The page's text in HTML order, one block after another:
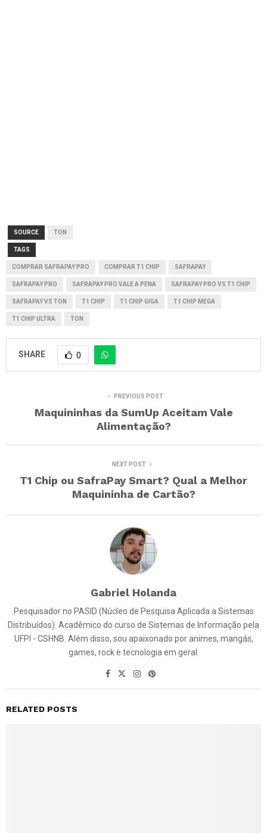
SOURCE TON
TAGS
COMPRAR SAFRAPAY PRO COMPRAR T1 CHIP SAFRAPAY
SAFRAPAY PRO SAFRAPAY PRO VALE A PENA SAFRAPAY PRO VS T1 CHIP
SAFRAPAY VS TON T1 CHIP T1 CHIP GIGA T1 CHIP MEGA
T1 CHIP ULTRA TON
SHARE 0
PREVIOUS POST
Maquininhas da SumUp Aceitam Vale
Alimentação?
NEXT POST
T1 Chip ou SafraPay Smart? Qual a Melhor
Maquininha de Cartão?
Gabriel Holanda
Pesquisador no PASID (Núcleo de Pesquisa Aplicada a Sistemas
Distribuídos). Acadêmico do curso de Sistemas de Informação pela
UFPI - CSHNB. Além disso, sou apaixonado por animes, mangás,
games, rock e tecnologia em geral.
RELATED POSTS